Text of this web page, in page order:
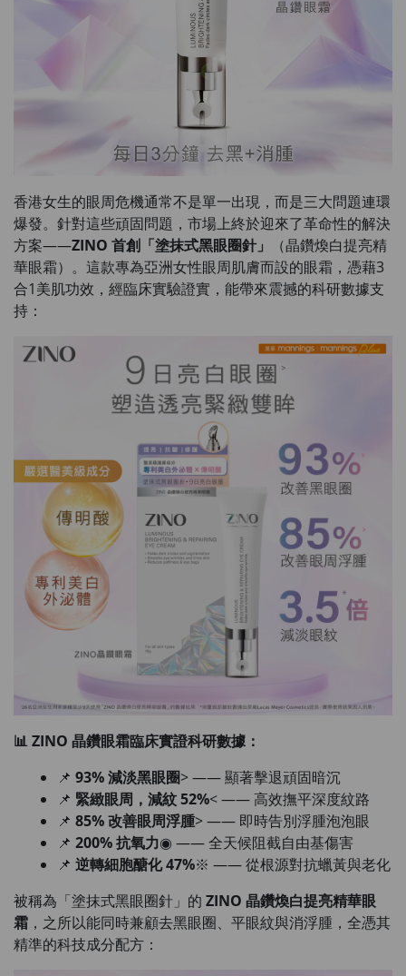
香港女生的眼周危機通常不是單一出現，而是三大問題連環
爆發。針對這些頑固問題，市場上終於迎來了革命性的解決
方案——ZINO 首創「塗抹式黑眼圈針」
（晶鑽煥白提亮精
華眼霜）。這款專為亞洲女性眼周肌膚而設的眼霜，憑藉3
合1美肌功效，經臨床實驗證實，能帶來震撼的科研數據支
持：
📊 ZINO 晶鑽眼霜臨床實證科研數據：
📌 93% 減淡黑眼圈> —— 顯著擊退頑固暗沉
📌 緊緻眼周，減紋 52%< —— 高效撫平深度紋路
📌 85% 改善眼周浮腫> —— 即時告別浮腫泡泡眼
📌 200% 抗氧力◉ —— 全天候阻截自由基傷害
📌 逆轉細胞醣化 47%※ —— 從根源對抗蠟黃與老化
被稱為「塗抹式黑眼圈針」的 ZINO 晶鑽煥白提亮精華眼
霜 ，之所以能同時兼顧去黑眼圈、平眼紋與消浮腫，全憑其
精準的科技成分配方：